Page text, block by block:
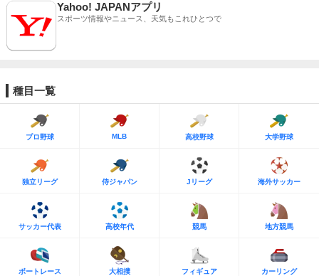
Yahoo! JAPANアプリ
スポーツ情報やニュース、天気もこれひとつで
種目一覧
プロ野球 MLB 高校野球 大学野球
独立リーグ 侍ジャパン Jリーグ 海外サッカー
サッカー代表 高校年代 競馬 地方競馬
ボートレース 大相撲 フィギュア カーリング